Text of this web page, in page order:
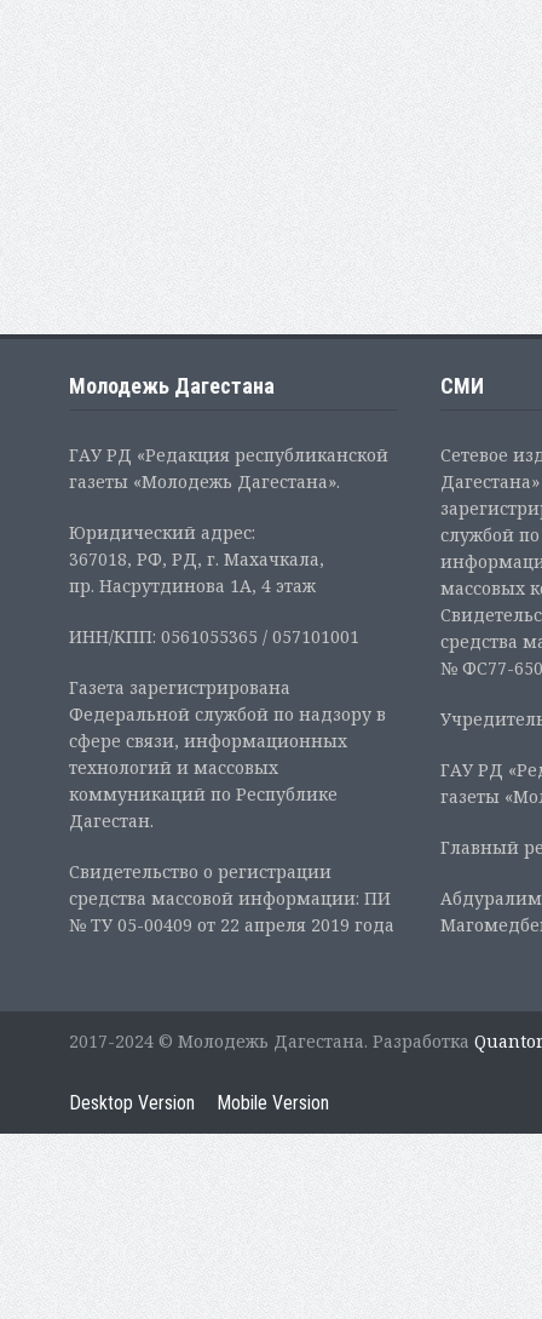
Молодежь Дагестана
ГАУ РД «Редакция республиканской
газеты «Молодежь Дагестана».
Юридический адрес:
367018, РФ, РД, г. Махачкала,
пр. Насрутдинова 1А, 4 этаж
ИНН/КПП: 0561055365 / 057101001
Газета зарегистрирована
Федеральной службой по надзору в
сфере связи, информационных
технологий и массовых
коммуникаций по Республике
Дагестан.
Свидетельство о регистрации
средства массовой информации: ПИ
№ ТУ 05-00409 от 22 апреля 2019 года
СМИ
Сетевое
службой
массовых
средства
№ ФС77-
ГАУ РД
газеты
Главный
2017-2024 © Молодежь Дагестана. Разработка
Desktop Version Mobile Version